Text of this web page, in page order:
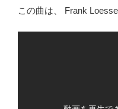
この曲は、 Frank